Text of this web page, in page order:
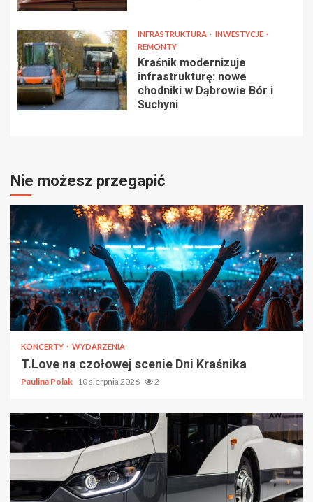
INFRASTRUKTURA
INWESTYCJE
REMONTY
Kraśnik modernizuje
infrastrukturę: nowe
chodniki w Dąbrowie Bór i
Suchyni
Nie możesz przegapić
KONCERTY WYDARZENIA
T.Love na czołowej scenie Dni Kraśnika
Paulina Polak 10 sierpnia 2026 2